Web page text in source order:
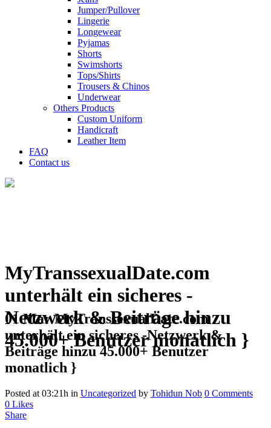
Jumper/Pullover
Lingerie
Longewear
Pyjamas
Shorts
Swimshorts
Tops/Shirts
Trousers & Chinos
Underwear
Others Products
Custom Uniform
Handicraft
Leather Item
FAQ
Contact us
MyTranssexualDate.com
unterhält ein sicheres -
Netzwerk & Beiträge hinzu
45.000+ Benutzer monatlich }
01 MarMyTranssexualDate.com
unterhält ein sicheres -Netzwerk &
Beiträge hinzu 45.000+ Benutzer
monatlich }
Posted at 03:21h in Uncategorized by Tohidun Nob 0 Comments
0 Likes
Share